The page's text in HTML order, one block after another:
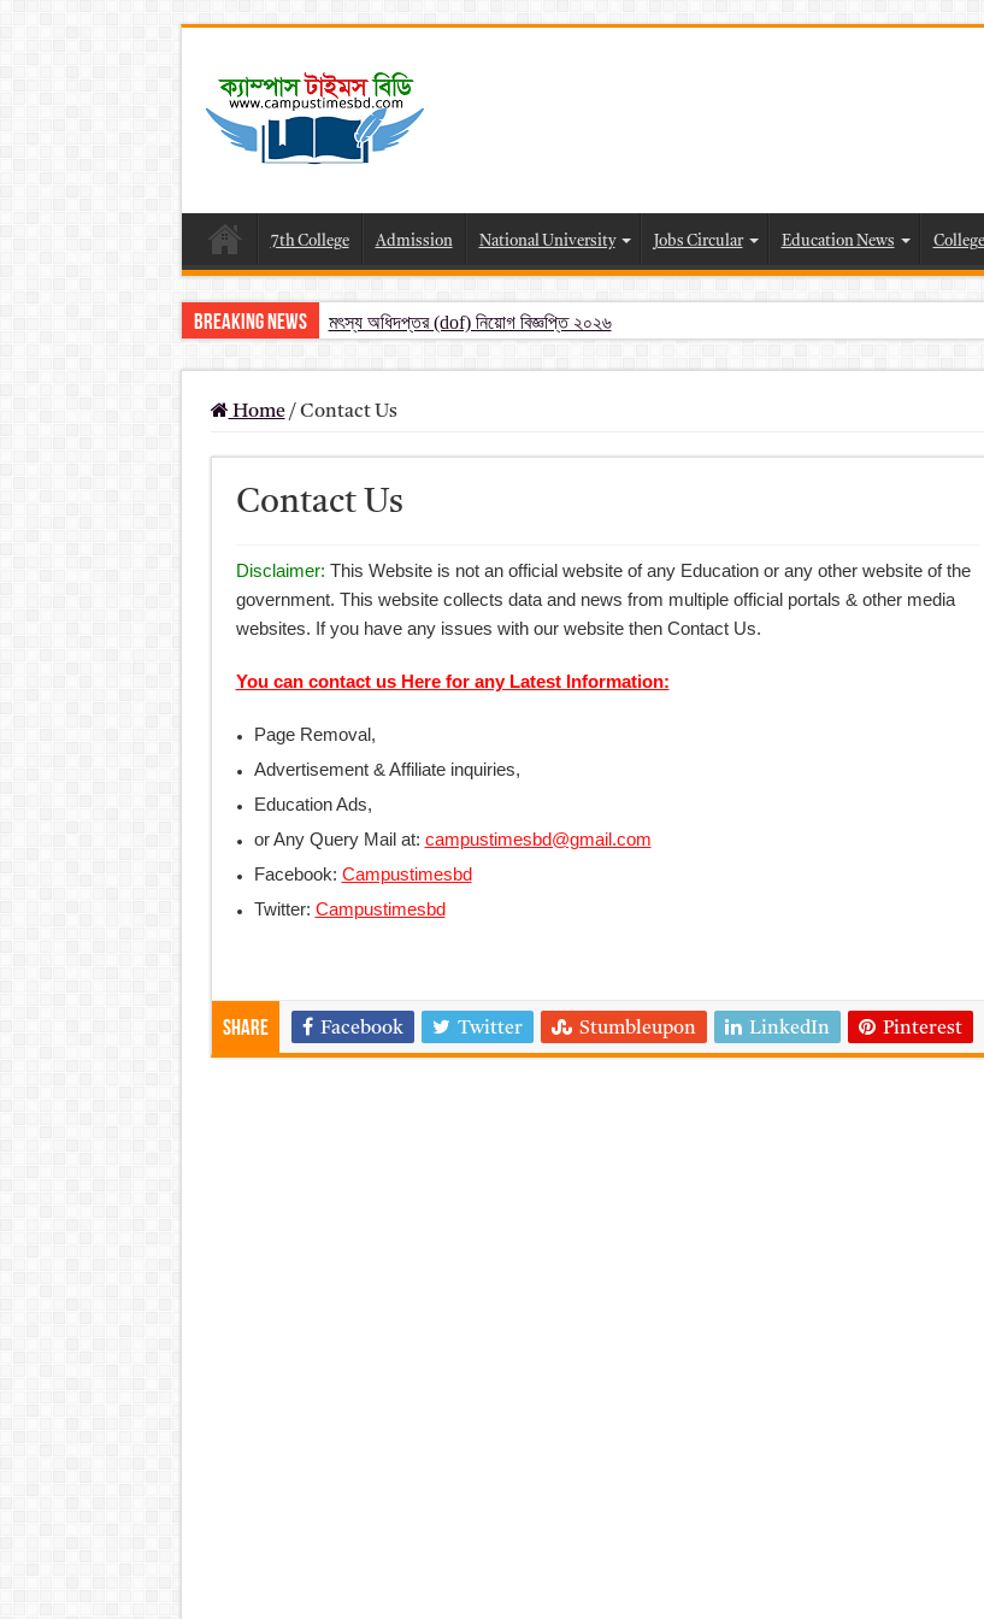
7th College Admission National University Jobs Circular Education News
Breaking News
মৎস্য অধিদপ্তর (dof) নিয়োগ বিজ্ঞপ্তি ২০২৬
Primary Assistant Teacher Result 2026 | dpe.gov.bd result
www dpe gov bd result 2026 pdf
আলিম পরীক্ষার রেজাল্ট ২০২৫ – Bmeb ALIM Result
ময়মনসিংহ বোর্ড এইচএসসি রেজাল্ট ২০২৫ – HSC Result 2025 Mymensingh Board
সিলেট বোর্ড এইচএসসি রেজাল্ট ২০২৫ – HSC Result 2025 Sylhet Board
Home / Contact Us
Contact Us
Disclaimer: This Website is not an official website of any Education or any other website of the
government. This website collects data and news from multiple official portals & other media
websites. If you have any issues with our website then Contact Us.
You can contact us Here for any Latest Information:
Page Removal,
Advertisement & Affiliate inquiries,
Education Ads,
or Any Query Mail at: campustimesbd@gmail.com
Facebook: Campustimesbd
Twitter: Campustimesbd
Share Facebook Twitter Stumbleupon LinkedIn Pinterest